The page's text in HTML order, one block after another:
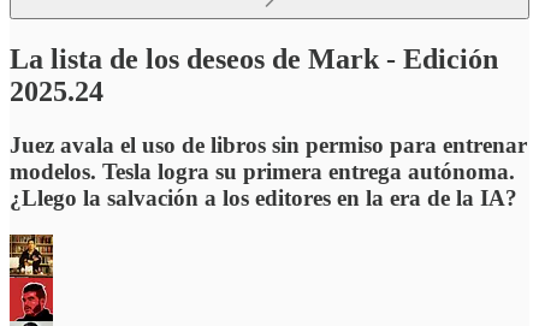
La lista de los deseos de Mark - Edición
2025.24
Juez avala el uso de libros sin permiso para entrenar
modelos. Tesla logra su primera entrega autónoma.
¿Llego la salvación a los editores en la era de la IA?